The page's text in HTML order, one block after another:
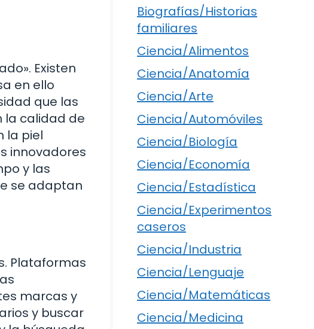
Existen
en ello
que las
la calidad de
la piel
innovadores
y las
se adaptan
Plataformas
marcas y
y buscar
Biografías/Historias
familiares
Ciencia/Alimentos
Ciencia/Anatomía
Ciencia/Arte
Ciencia/Automóviles
Ciencia/Biología
Ciencia/Economía
Ciencia/Estadística
Ciencia/Experimentos
caseros
Ciencia/Industria
Ciencia/Lenguaje
Ciencia/Matemáticas
Ciencia/Medicina